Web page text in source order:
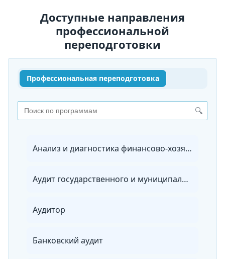
Доступные направления
профессиональной
переподготовки
Профессиональная переподготовка
🔍
Анализ и диагностика финансово-хозяйственной деятельности организации
Аудит государственного и муниципального управления
Аудитор
Банковский аудит